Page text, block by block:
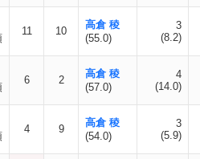
11 10
高倉 稜
(55.0)
3
(8.2)
6 2
高倉 稜
(57.0)
4
(14.0)
4 9
高倉 稜
(54.0)
3
(5.9)